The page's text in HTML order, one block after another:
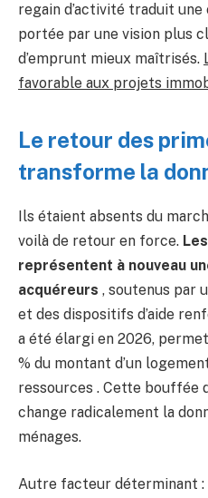
regain d’activité traduit
portée par une vision plus
d’emprunt mieux maîtrisés.
favorable aux projets
Le retour des
transforme la
Ils étaient absents du
voilà de retour en force.
représentent à nouveau
acquéreurs , soutenus par
et des dispositifs d’aide
a été élargi en 2026,
% du montant d’un
ressources . Cette bouffée
change radicalement la
ménages.
Autre facteur déterminant :